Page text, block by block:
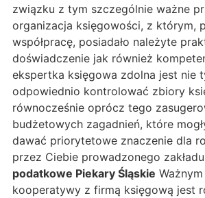
związku z tym szczególnie ważne
organizacja księgowości, z którym,
współpracę, posiadało należyte
doświadczenie jak również
ekspertka księgowa zdolna jest nie
odpowiednio kontrolować zbiory
równocześnie oprócz tego
budżetowych zagadnień, które
dawać priorytetowe znaczenie dla
przez Ciebie prowadzonego
podatkowe Piekary Śląskie
kooperatywy z firmą księgową jest